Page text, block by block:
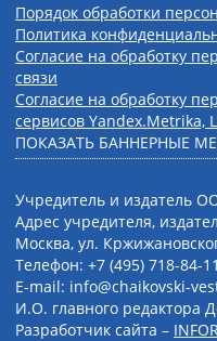
Порядок обработки
Политика
Согласие на обработку
связи
Согласие на обработку
сервисов Yandex.Metrika,
ПОКАЗАТЬ БАННЕРНЫЕ
Учредитель и издатель
Адрес учредителя,
Москва, ул.
Телефон: +7 (495) 718-84-11
E-mail: info@chaikovski-
И.О. главного редактора
Разработчик сайта –